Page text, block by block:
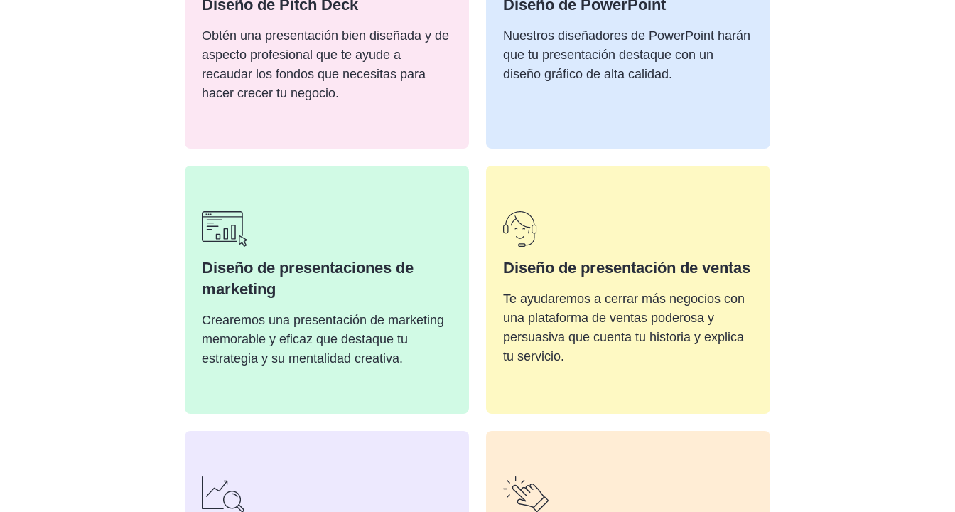
Diseño de Pitch Deck
Obtén una presentación bien diseñada y de
aspecto profesional que te ayude a
recaudar los fondos que necesitas para
hacer crecer tu negocio.
Diseño de PowerPoint
Nuestros diseñadores de PowerPoint harán
que tu presentación destaque con un
diseño gráfico de alta calidad.
Diseño de presentaciones de
marketing
Crearemos una presentación de marketing
memorable y eficaz que destaque tu
estrategia y su mentalidad creativa.
Diseño de presentación de ventas
Te ayudaremos a cerrar más negocios con
una plataforma de ventas poderosa y
persuasiva que cuenta tu historia y explica
tu servicio.